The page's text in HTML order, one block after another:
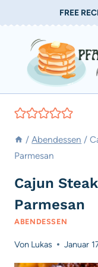
Inhalt
springen
FREE
/ Abendessen /
Parmesan
Cajun
Parmesan
ABENDESSEN
Von Lukas Januar